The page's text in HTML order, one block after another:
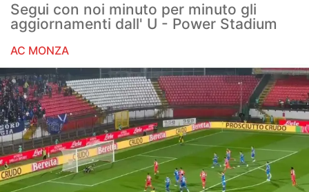
Motori
Volley
Hockey
Altri sport
Hockey
Pallanuoto
Segui con noi minuto per minuto gli
aggiornamenti dall' U - Power Stadium
AC MONZA